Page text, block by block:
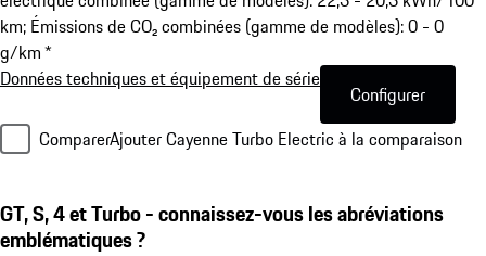
km; Émissions de CO₂ combinées (gamme de modèles): 0 - 0
g/km *
Données techniques et équipement de série
Configurer
ComparerAjouter Cayenne Turbo Electric à la comparaison
GT, S, 4 et Turbo - connaissez-vous les abréviations
emblématiques ?